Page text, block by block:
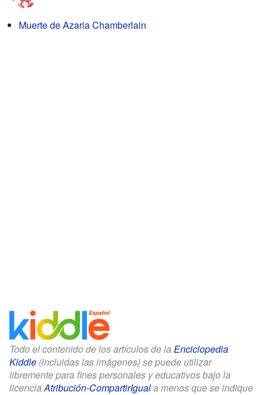
Muerte de Azaria Chamberlain
Todo el contenido de los artículos de la Enciclopedia
Kiddle (incluidas las imágenes) se puede utilizar
libremente para fines personales y educativos bajo la
licenciaAtribución-CompartirIguala menos que se indique